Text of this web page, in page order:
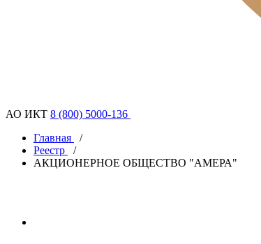
АО ИКТ 8 (800) 5000-136
Главная
/
Реестр
/
АКЦИОНЕРНОЕ ОБЩЕСТВО "АМЕРА"